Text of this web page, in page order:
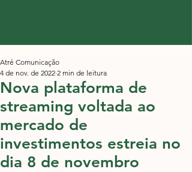
Nova plataforma de
streaming voltada ao
mercado de
investimentos estreia no
dia 8 de novembro
Atré Comunicação
4 de nov. de 2022 2 min de leitura